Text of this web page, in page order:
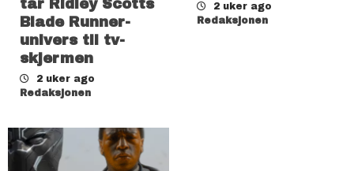
tar Ridley Scotts
Blade Runner-
univers til tv-
skjermen
2 uker ago
Redaksjonen
2 uker ago
Redaksjonen